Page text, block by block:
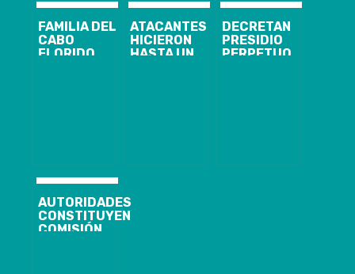
FAMILIA DEL
CABO
FLORIDO
ATACANTES
HICIERON
HASTA UN
DECRETAN
PRESIDIO
PERPETUO
AUTORIDADES
CONSTITUYEN
COMISIÓN